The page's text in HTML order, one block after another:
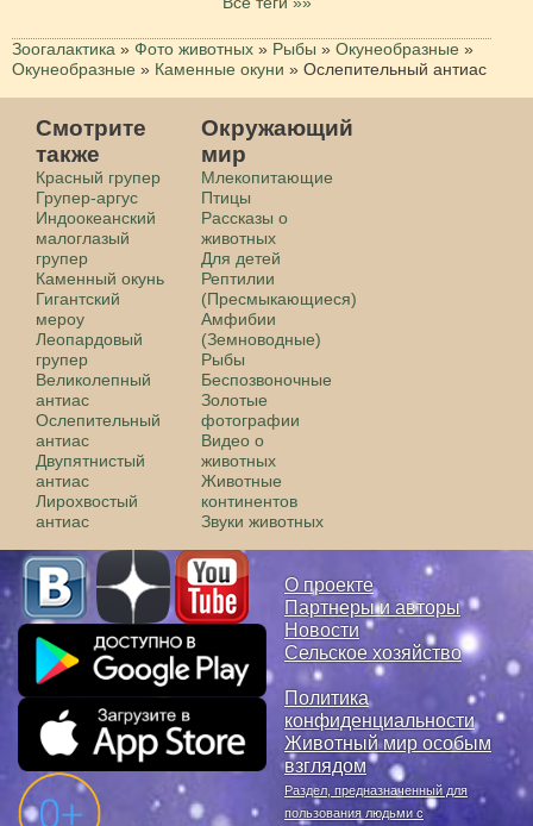
Зоогалактика » Фото животных » Рыбы » Окунеобразные »
Окунеобразные » Каменные окуни » Ослепительный антиас
Смотрите
также
Красный групер
Групер-аргус
Индоокеанский
малоглазый
групер
Каменный окунь
Гигантский
мероу
Леопардовый
групер
Великолепный
антиас
Ослепительный
антиас
Двупятнистый
антиас
Лирохвостый
антиас
Окружающий
мир
Млекопитающие
Птицы
Рассказы о
животных
Для детей
Рептилии
(Пресмыкающиеся)
Амфибии
(Земноводные)
Рыбы
Беспозвоночные
Золотые
фотографии
Видео о
животных
Животные
континентов
Звуки животных
О проекте
Партнеры и авторы
Новости
Сельское хозяйство
Политика
конфиденциальности
Животный мир особым
взглядом
Раздел, предназначенный для
пользования людьми с